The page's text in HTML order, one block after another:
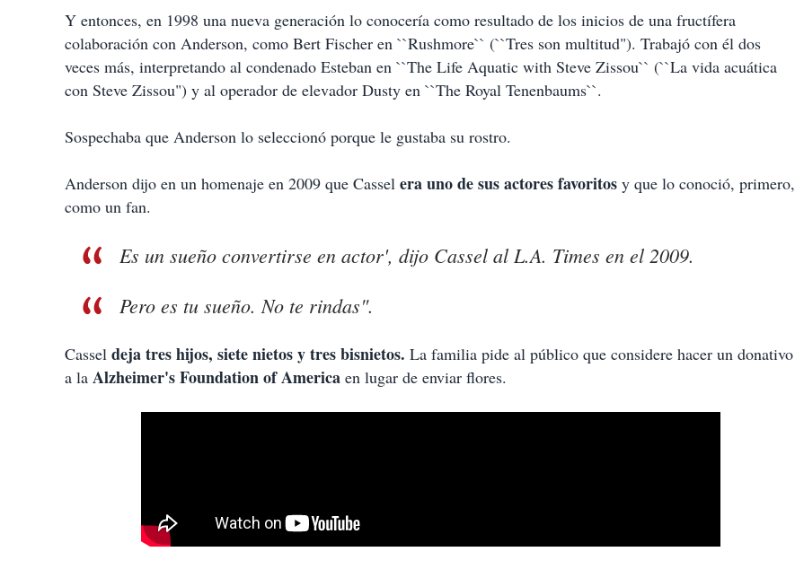
Y entonces, en 1998 una nueva generación lo conocería como resultado de los inicios de una fructífera
colaboración con Anderson, como Bert Fischer en ``Rushmore`` (``Tres son multitud"). Trabajó con él dos
veces más, interpretando al condenado Esteban en ``The Life Aquatic with Steve Zissou`` (``La vida acuática
con Steve Zissou") y al operador de elevador Dusty en ``The Royal Tenenbaums``.
Sospechaba que Anderson lo seleccionó porque le gustaba su rostro.
Anderson dijo en un homenaje en 2009 que Cassel era uno de sus actores favoritos y que lo conoció, primero,
como un fan.
Es un sueño convertirse en actor', dijo Cassel al L.A. Times en el 2009.
Pero es tu sueño. No te rindas".
Cassel deja tres hijos, siete nietos y tres bisnietos. La familia pide al público que considere hacer un donativo
a la Alzheimer's Foundation of America en lugar de enviar flores.